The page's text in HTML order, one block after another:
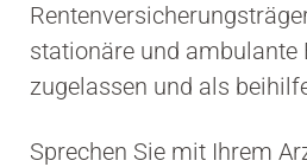
stationäre und ambulante
zugelassen und als
Sprechen Sie mit Ihrem